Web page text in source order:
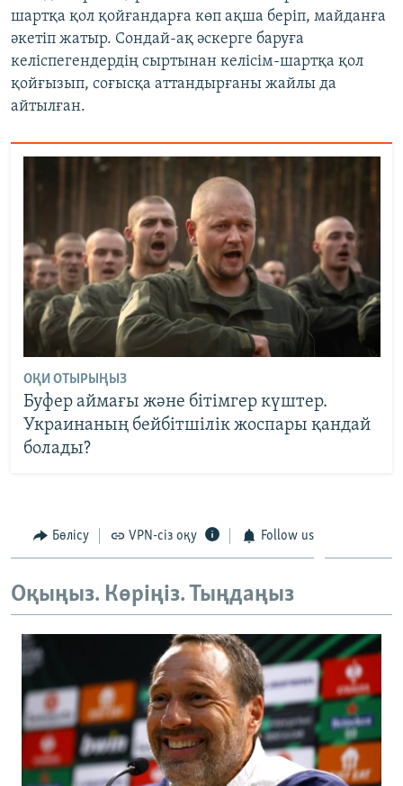
шартқа қол қойғандарға көп ақша беріп, майданға
әкетіп жатыр. Сондай-ақ әскерге баруға
келіспегендердің сыртынан келісім-шартқа қол
қойғызып, соғысқа аттандырғаны жайлы да
айтылған.
ОҚИ ОТЫРЫҢЫЗ
Буфер аймағы және бітімгер күштер.
Украинаның бейбітшілік жоспары қандай
болады?
Бөлісу VPN-сіз оқу Follow us
Оқыңыз. Көріңіз. Тыңдаңыз